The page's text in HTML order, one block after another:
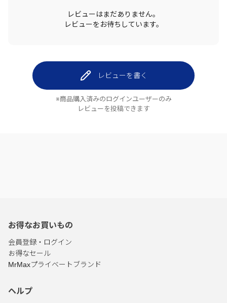
レビューはまだありません。
レビューをお待ちしています。
レビューを書く
※商品購入済みのログインユーザーのみ
レビューを投稿できます
お得なお買いもの
会員登録・ログイン
お得なセール
MrMaxプライベートブランド
ヘルプ